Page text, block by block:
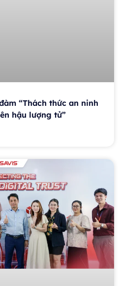
“Thách thức an ninh
hậu lượng tử”